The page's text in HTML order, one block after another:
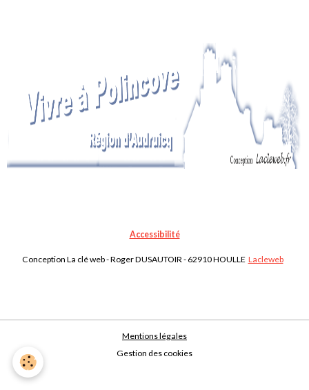
Accessibilité
Conception La clé web - Roger DUSAUTOIR - 62910 HOULLE Lacleweb
Mentions légales
Gestion des cookies